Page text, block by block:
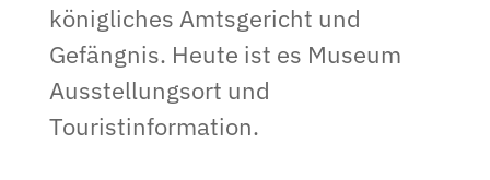
königliches Amtsgericht und
Gefängnis. Heute ist es Museum
Ausstellungsort und
Touristinformation.